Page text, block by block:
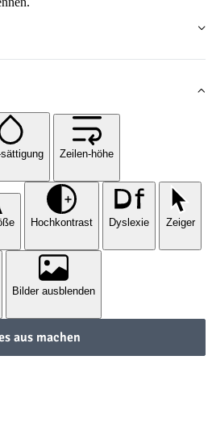
sättigung Zeilen-höhe
Hochkontrast Dyslexie Zeiger
Bilder ausblenden
aus machen